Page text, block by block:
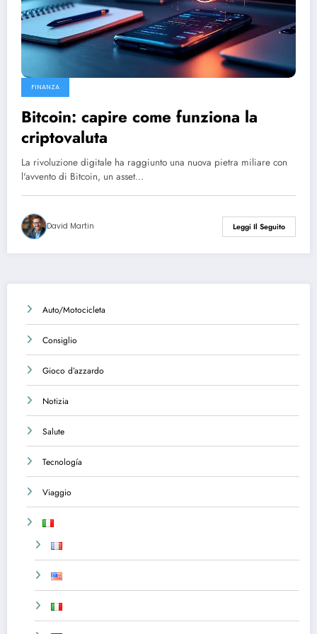
FINANZA
Bitcoin: capire come funziona la
criptovaluta
La rivoluzione digitale ha raggiunto una nuova pietra miliare con
l'avvento di Bitcoin, un asset…
David Martin Leggi Il Seguito
Auto/Motocicleta
Consiglio
Gioco d’azzardo
Notizia
Salute
Tecnología
Viaggio